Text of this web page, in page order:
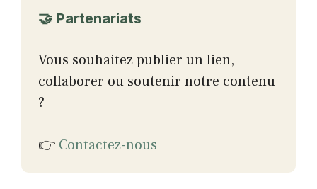
🤝 Partenariats
Vous souhaitez publier un lien,
collaborer ou soutenir notre contenu
?
👉 Contactez-nous